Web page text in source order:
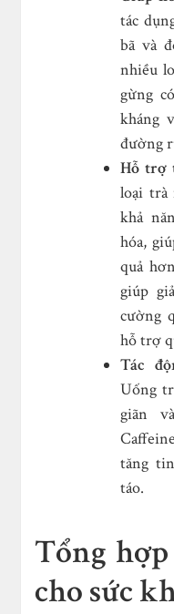
tác
bã và
nhiều
gừng
kháng
đường
Hỗ trợ
loại trà
khả
hóa,
quả
giúp
cường
hỗ trợ
Tác
Uống
giãn
tăng
táo.
Tổng
cho sức